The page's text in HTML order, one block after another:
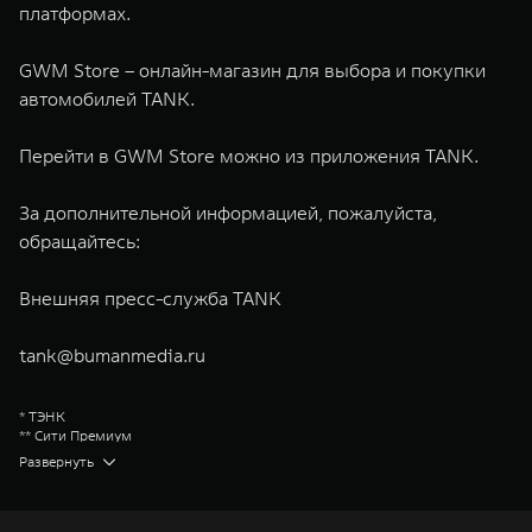
платформах.
GWM Store – онлайн-магазин для выбора и покупки
автомобилей TANK.
Перейти в GWM Store можно из приложения TANK.
За дополнительной информацией, пожалуйста,
обращайтесь:
Внешняя пресс-служба TANK
tank@bumanmedia.ru
* ТЭНК
** Сити Премиум
Great Wall Motor Company Limited (GWM) — глобальный производитель
внедорожников, кроссоверов и пикапов, специализирующийся на
Развернуть